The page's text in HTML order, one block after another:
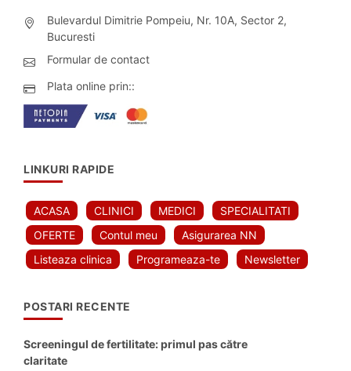
Bulevardul Dimitrie Pompeiu, Nr. 10A, Sector 2,
Bucuresti
Formular de contact
Plata online prin::
LINKURI RAPIDE
ACASA CLINICI MEDICI
SPECIALITATI
OFERTE
Contul meu
Asigurarea NN
Listeaza clinica
Programeaza-te Newsletter
POSTARI RECENTE
Screeningul de fertilitate: primul pas către
claritate